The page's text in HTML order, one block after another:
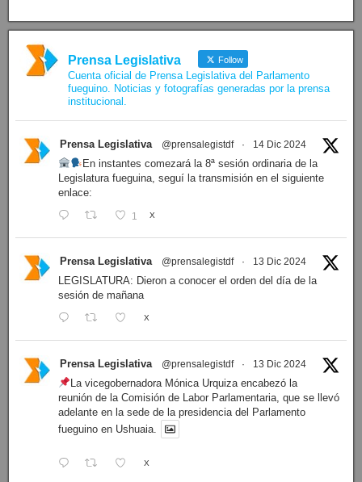
Prensa Legislativa Follow
Cuenta oficial de Prensa Legislativa del Parlamento
fueguino. Noticias y fotografías generadas por la prensa
institucional.
Prensa Legislativa @prensalegistdf · 14 Dic 2024
En instantes comezará la 8ª sesión ordinaria de la
Legislatura fueguina, seguí la transmisión en el siguiente
enlace:
1 X
Prensa Legislativa @prensalegistdf · 13 Dic 2024
LEGISLATURA: Dieron a conocer el orden del día de la
sesión de mañana
X
Prensa Legislativa @prensalegistdf · 13 Dic 2024
La vicegobernadora Mónica Urquiza encabezó la
reunión de la Comisión de Labor Parlamentaria, que se llevó
adelante en la sede de la presidencia del Parlamento
fueguino en Ushuaia.
X